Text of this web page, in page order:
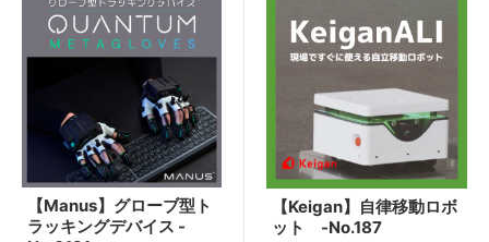
【Manus】グローブ型ト
ラッキングデバイス -
【Keigan】自律移動ロボ
ット -No.187